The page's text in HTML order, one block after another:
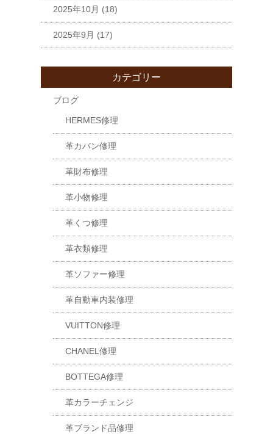
2025年10月 (18)
2025年9月 (17)
カテゴリー
ブログ
HERMES修理
革カバン修理
革財布修理
革小物修理
革くつ修理
革衣類修理
革ソファー修理
革自動車内装修理
VUITTON修理
CHANEL修理
BOTTEGA修理
革カラーチェンジ
革ブランド品修理